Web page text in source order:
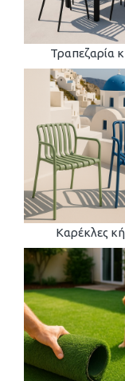
Τραπεζαρία
Καρέκλες